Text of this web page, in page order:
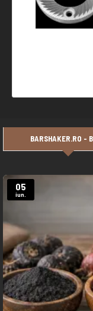
BARSHAKER.RO -
05
iun.